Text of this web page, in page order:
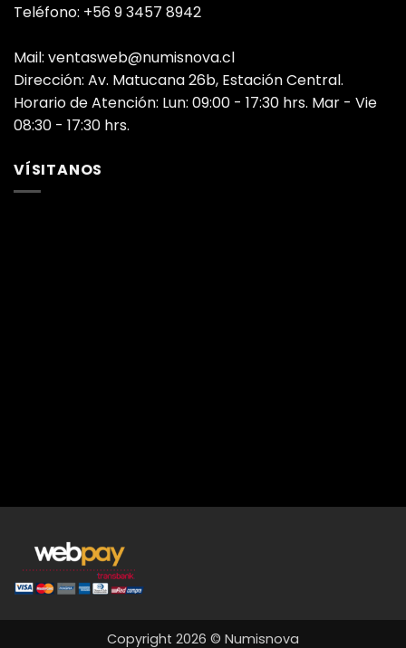
Teléfono: +56 9 3457 8942
Mail: ventasweb@numisnova.cl
Dirección: Av. Matucana 26b, Estación Central.
Horario de Atención: Lun: 09:00 - 17:30 hrs. Mar - Vie
08:30 - 17:30 hrs.
VÍSITANOS
Copyright 2026 © Numisnova